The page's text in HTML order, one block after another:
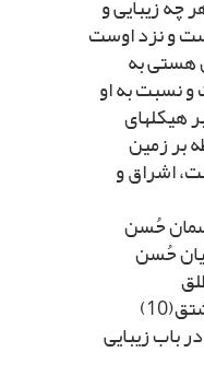
چه زیبایى و
و نزد اوست
هستى به
و نسبت به او
هیکل‏هاى
بر زمین
اشراق و
حُسن‏
حُسن‏
باب زیبایى